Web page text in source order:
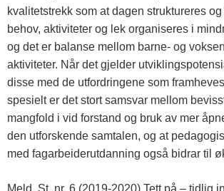
kvalitetstrekk som at dagen struktureres
behov, aktiviteter og lek organiseres i
og det er balanse mellom barne- og
aktiviteter. Når det gjelder
disse med de utfordringene som
spesielt er det stort samsvar mellom
mangfold i vid forstand og bruk av mer
den utforskende samtalen, og at
med fagarbeiderutdanning også bidrar til
Meld. St. nr. 6 (2019-2020) Tett på – tidlig